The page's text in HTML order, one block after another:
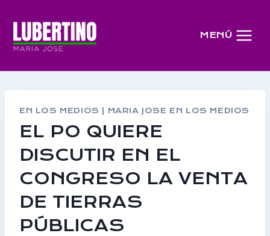
contenido
MENÚ
EN LOS MEDIOS MARIA JOSE EN LOS MEDIOS
EL PO QUIERE
DISCUTIR EN EL
CONGRESO LA VENTA
DE TIERRAS
PÚBLICAS